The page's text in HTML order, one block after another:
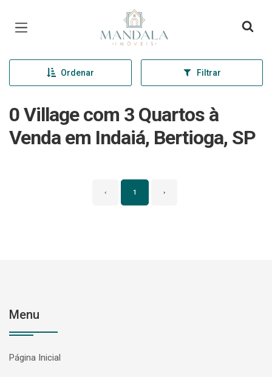
Página inicial
Ordenar Filtrar
0 Village com 3 Quartos à
Venda em Indaiá, Bertioga, SP
‹ 1 ›
Menu
Página Inicial